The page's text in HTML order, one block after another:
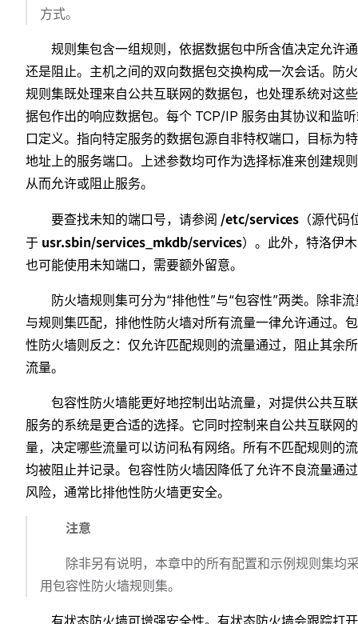
方式。
规则集包含一组规则，依据数据包中所含值决定允许
还是阻止。主机之间的双向数据包交换构成一次会话。防
规则集既处理来自公共互联网的数据包，也处理系统对这
据包作出的响应数据包。每个 TCP/IP 服务由其协议和监
口定义。指向特定服务的数据包源自非特权端口，目标为
地址上的服务端口。上述参数均可作为选择标准来创建规
从而允许或阻止服务。
要查找未知的端口号，请参阅 /etc/services （源代码
于 usr.sbin/services_mkdb/services）。此外，特洛伊
也可能使用未知端口，需要额外留意。
防火墙规则集可分为“排他性”与“包容性”两类。除非流
与规则集匹配，排他性防火墙对所有流量一律允许通过。
性防火墙则反之：仅允许匹配规则的流量通过，阻止其余
流量。
包容性防火墙能更好地控制出站流量，对提供公共互
服务的系统是更合适的选择。它同时控制来自公共互联网
量，决定哪些流量可以访问私有网络。所有不匹配规则的
均被阻止并记录。包容性防火墙因降低了允许不良流量通
风险，通常比排他性防火墙更安全。
注意
除非另有说明，本章中的所有配置和示例规则集均
用包容性防火墙规则集。
有状态防火墙可增强安全性。有状态防火墙会跟踪打